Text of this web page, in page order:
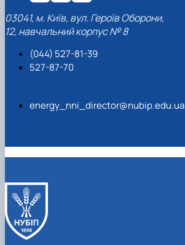
03041, м. Київ, вул. Героїв Оборони,
12, навчальний корпус № 8
(044) 527-81-39
527-87-70
energy_nni_director@nubip.edu.ua